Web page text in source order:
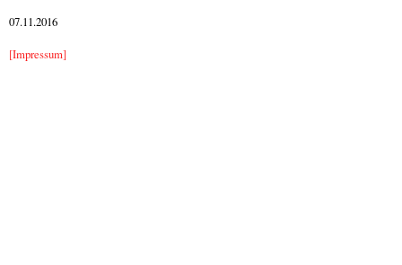
07.11.2016
[Impressum]